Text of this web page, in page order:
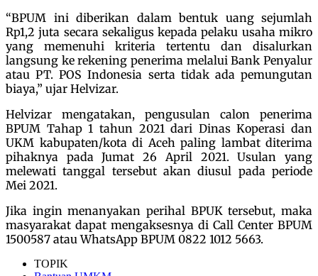
“BPUM ini diberikan dalam bentuk uang sejumlah
Rp1,2 juta secara sekaligus kepada pelaku usaha mikro
yang memenuhi kriteria tertentu dan disalurkan
langsung ke rekening penerima melalui Bank Penyalur
atau PT. POS Indonesia serta tidak ada pemungutan
biaya,” ujar Helvizar.
Helvizar mengatakan, pengusulan calon penerima
BPUM Tahap 1 tahun 2021 dari Dinas Koperasi dan
UKM kabupaten/kota di Aceh paling lambat diterima
pihaknya pada Jumat 26 April 2021. Usulan yang
melewati tanggal tersebut akan diusul pada periode
Mei 2021.
Jika ingin menanyakan perihal BPUK tersebut, maka
masyarakat dapat mengaksesnya di Call Center BPUM
1500587 atau WhatsApp BPUM 0822 1012 5663.
TOPIK